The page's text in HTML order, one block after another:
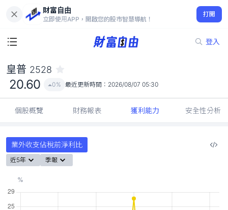
財富自由
立即使用APP，開啟您的股市智慧導航！
打開
登入
20.60
0%
皇普 2528
20.60 0% 最近更新時間： 2026/08/07 05:30
個股概覽 財務報表 獲利能力 安全性分析
業外收支佔稅前淨利比
近5年 季報